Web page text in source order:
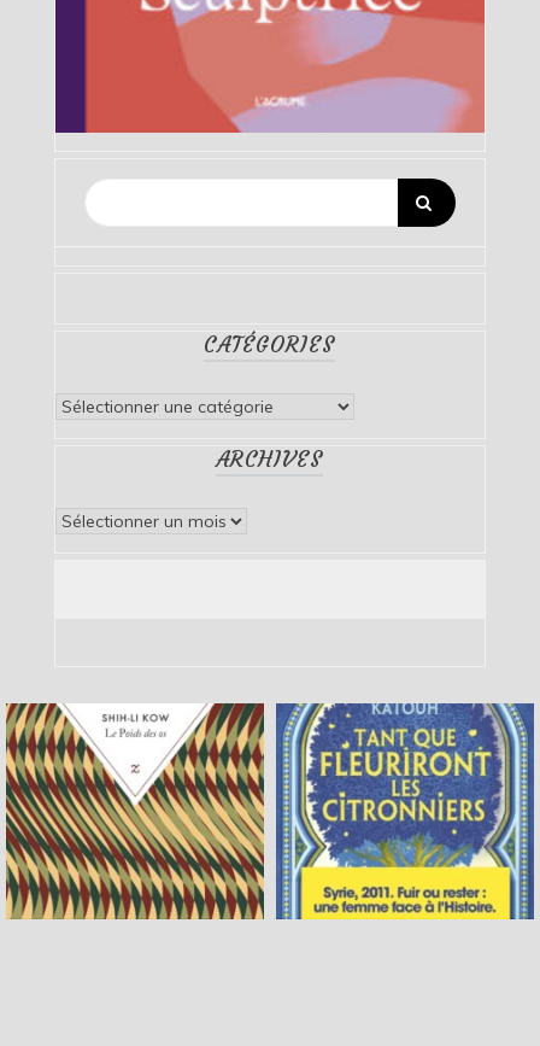
CATÉGORIES
Catégories
ARCHIVES
Archives